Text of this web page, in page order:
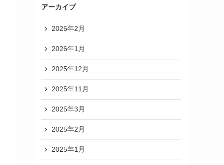
アーカイブ
2026年2月
2026年1月
2025年12月
2025年11月
2025年3月
2025年2月
2025年1月